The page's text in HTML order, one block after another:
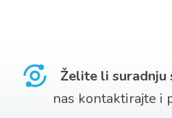
varijanti.
Opcije
Želite li suradnju
nas kontaktirajte i